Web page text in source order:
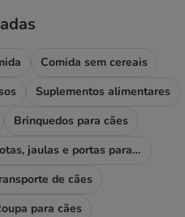
Comida sem cereais
Suplementos alimentares
Brinquedos para cães
Casotas, jaulas e portas para cães
de cães
para cães